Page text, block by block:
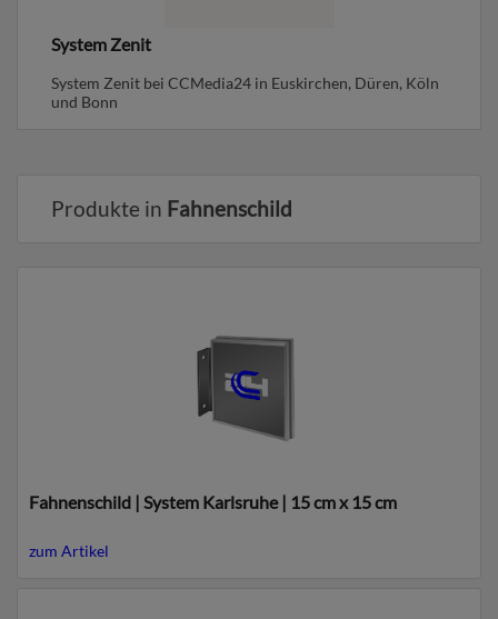
System Zenit
System Zenit bei CCMedia24 in Euskirchen, Düren, Köln
und Bonn
Produkte in Fahnenschild
Fahnenschild | System Karlsruhe | 15 cm x 15 cm
zum Artikel